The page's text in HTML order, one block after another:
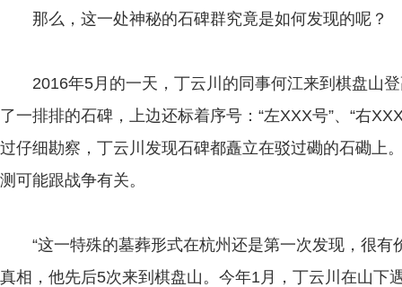
那么，这一处神秘的石碑群究竟是如何发现的呢？
2016年5月的一天，丁云川的同事何江来到棋盘山登
了一排排的石碑，上边还标着序号：“左XXX号”、“右
过仔细勘察，丁云川发现石碑都矗立在驳过磡的石磡上
测可能跟战争有关。
“这一特殊的墓葬形式在杭州还是第一次发现，很有
真相，他先后5次来到棋盘山。今年1月，丁云川在山下